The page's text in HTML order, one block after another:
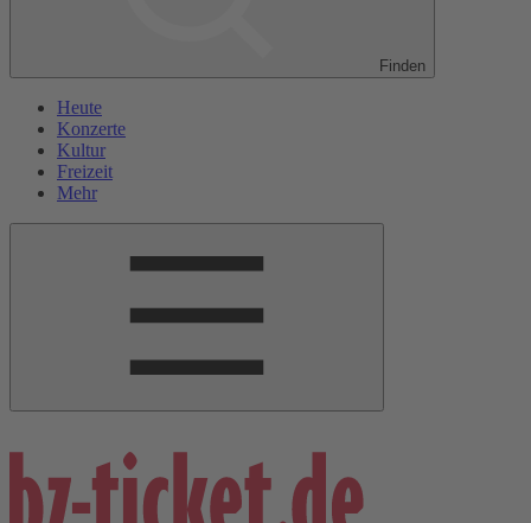
Finden
Heute
Konzerte
Kultur
Freizeit
Mehr